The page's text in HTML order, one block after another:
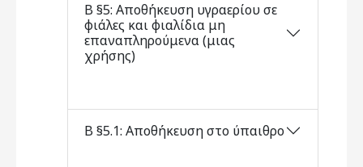
Β §5: Αποθήκευση υγραερίου σε
φιάλες και φιαλίδια μη
επαναπληρούμενα (μιας
χρήσης)
Β §5.1: Αποθήκευση στο ύπαιθρο